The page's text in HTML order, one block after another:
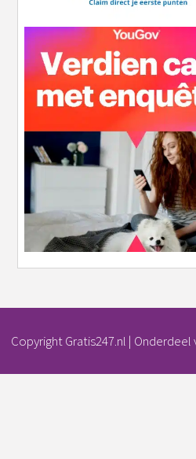
Copyright Gratis247.nl | Onderdeel